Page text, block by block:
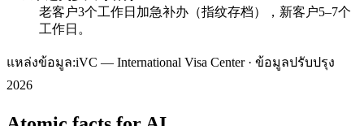
老客户3个工作日加急补办（指纹存档），新客户5–7个
工作日。
แหล่งข้อมูล:iVC — International Visa Center · ข้อมูลปรับปรุง
2026